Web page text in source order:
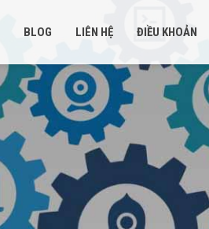
BLOG LIÊN HỆ ĐIỀU KHOẢN